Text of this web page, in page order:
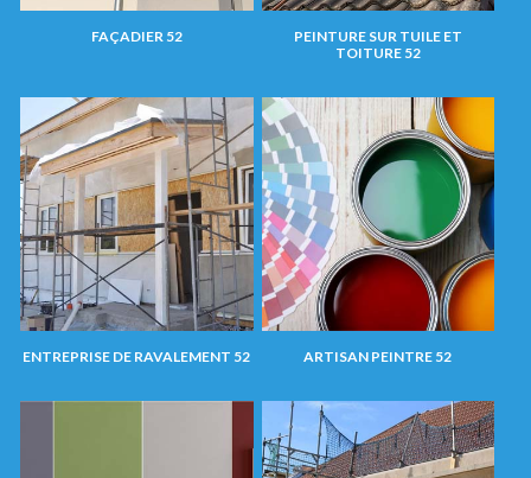
FAÇADIER 52
PEINTURE SUR TUILE ET
TOITURE 52
ENTREPRISE DE RAVALEMENT 52 ARTISAN PEINTRE 52